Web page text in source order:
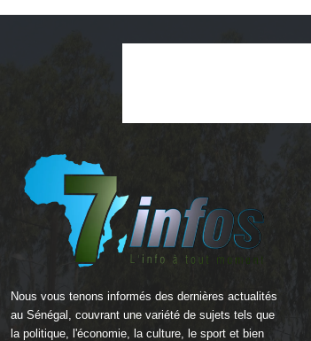
Nous vous tenons informés des dernières actualités
au Sénégal, couvrant une variété de sujets tels que
la politique, l'économie, la culture, le sport et bien